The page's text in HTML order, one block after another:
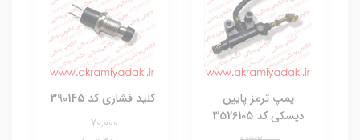
پمپ ترمز پایین
دیسکی کد 3526105
کلید فشاری کد 390145
70,000